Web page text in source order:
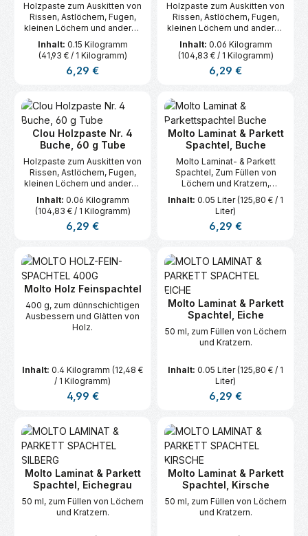
Holzpaste zum Auskitten von
Rissen, Astlöchern, Fugen,
kleinen Löchern und anderen
Vertiefungen im Holz.
Inhalt: 0.15 Kilogramm
(41,93 € / 1 Kilogramm)
Regulärer Preis:
6,29 €
Holzpaste zum Auskitten von
Rissen, Astlöchern, Fugen,
kleinen Löchern und anderen
Vertiefungen im Holz.
Inhalt: 0.06 Kilogramm
(104,83 € / 1 Kilogramm)
Regulärer Preis:
6,29 €
Clou Holzpaste Nr. 4
Buche, 60 g Tube
Holzpaste zum Auskitten von
Rissen, Astlöchern, Fugen,
kleinen Löchern und anderen
Vertiefungen im Holz.
Inhalt: 0.06 Kilogramm
(104,83 € / 1 Kilogramm)
Regulärer Preis:
6,29 €
Molto Laminat & Parkett
Spachtel, Buche
Molto Laminat- & Parkett
Spachtel, Zum Füllen von
Löchern und Kratzern,
Dauerhaft und
strapazierfähig, 6
Grundfarben - Über 100
Farbtöne abmischbar
Inhalt: 0.05 Liter(125,80 € / 1
Liter)
Regulärer Preis:
6,29 €
Molto Holz Feinspachtel
400 g, zum dünnschichtigen
Ausbessern und Glätten von
Holz.
Inhalt: 0.4 Kilogramm (12,48 €
/ 1 Kilogramm)
Regulärer Preis:
4,99 €
Molto Laminat & Parkett
Spachtel, Eiche
50 ml, zum Füllen von Löchern
und Kratzern.
Inhalt: 0.05 Liter(125,80 € / 1
Liter)
Regulärer Preis:
6,29 €
Molto Laminat & Parkett
Spachtel, Eichegrau
50 ml, zum Füllen von Löchern
und Kratzern.
Molto Laminat & Parkett
Spachtel, Kirsche
50 ml, zum Füllen von Löchern
und Kratzern.